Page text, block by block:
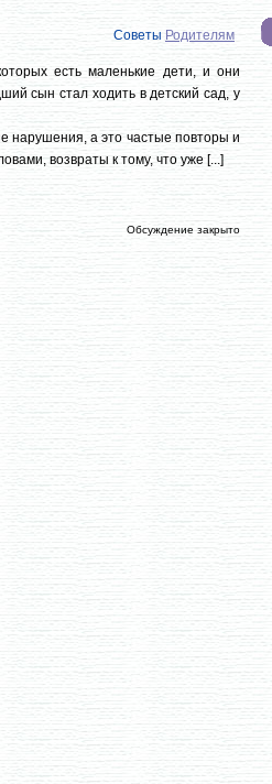
Советы Родителям
есть маленькие дети, и они
сын стал ходить в детский сад, у
нарушения, а это частые повторы и
возвраты к тому, что уже [...]
Обсуждение закрыто